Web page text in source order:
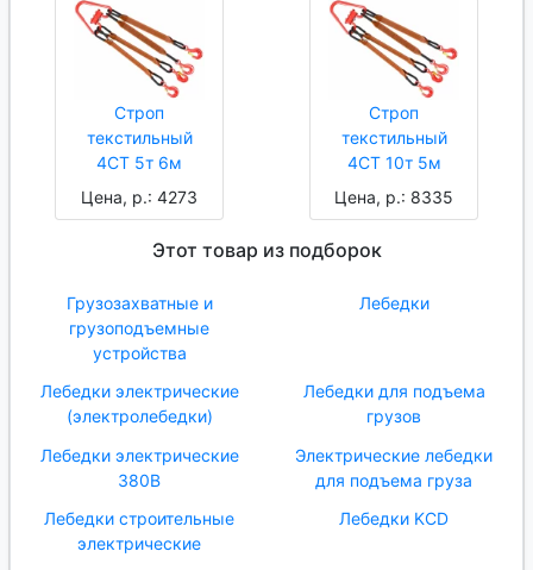
Строп
текстильный
4СТ 5т 6м
Цена, р.: 4273
Строп
текстильный
4СТ 10т 5м
Цена, р.: 8335
Этот товар из подборок
Грузозахватные и
грузоподъемные
устройства
Лебедки
Лебедки электрические
(электролебедки)
Лебедки для подъема
грузов
Лебедки электрические
380В
Электрические лебедки
для подъема груза
Лебедки строительные
электрические
Лебедки KCD